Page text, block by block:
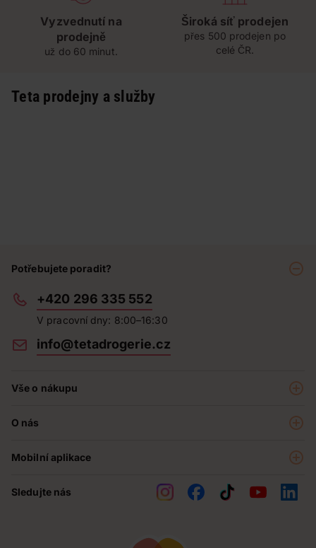
Vyzvednutí na
prodejně
už do 60 minut.
Široká síť prodejen
přes 500 prodejen po
celé ČR.
Teta prodejny a služby
Potřebujete poradit?
+420 296 335 552
V pracovní dny: 8:00–16:30
info@tetadrogerie.cz
Vše o nákupu
Prodejny
Obchodní podmínky
O nás
Teta pomáhá
Mobilní aplikace
Sledujte nás